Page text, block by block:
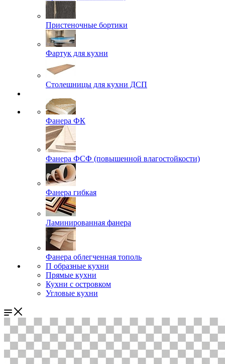
Пристеночные бортики
Фартук для кухни
Столешницы для кухни ДСП
Фанера ФК
Фанера ФСФ (повышенной влагостойкости)
Фанера гибкая
Ламинированная фанера
Фанера облегченная тополь
П образные кухни
Прямые кухни
Кухни с островком
Угловые кухни